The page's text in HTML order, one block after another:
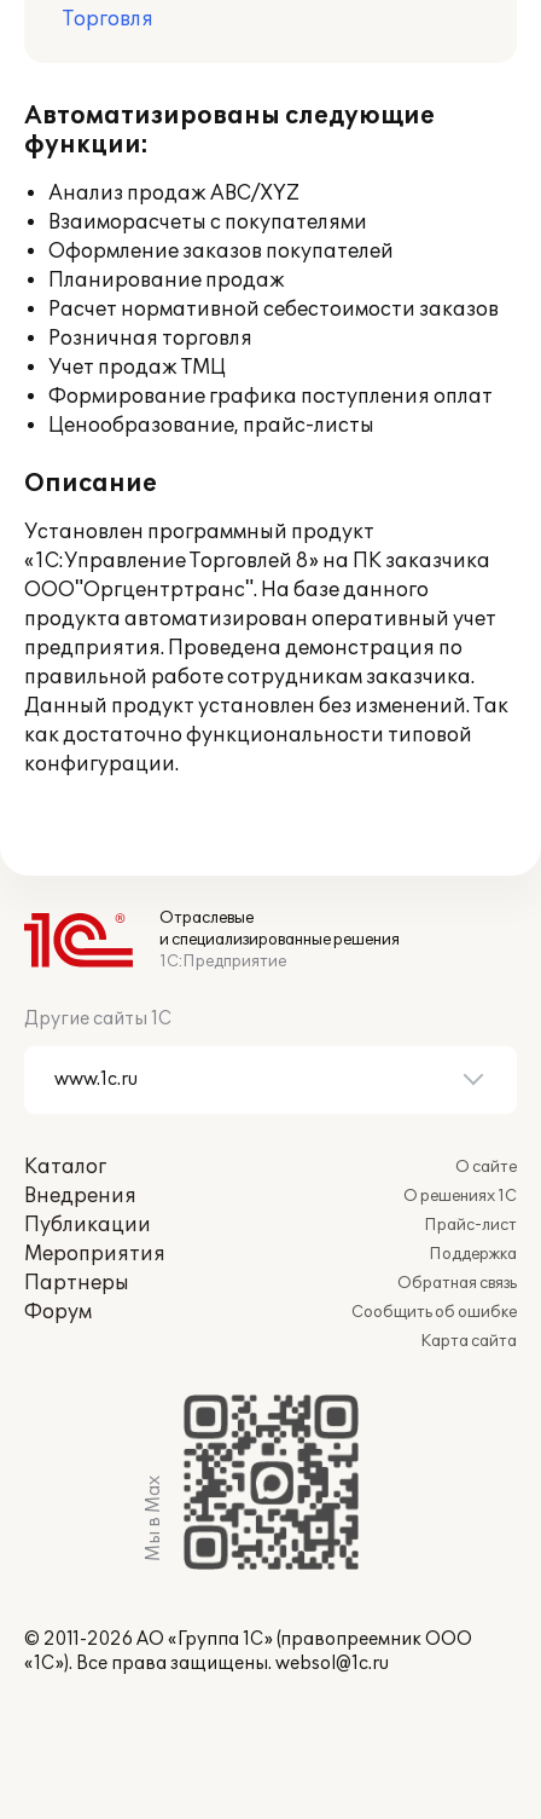
Торговля
Автоматизированы следующие
функции:
Анализ продаж ABC/XYZ
Взаиморасчеты с покупателями
Оформление заказов покупателей
Планирование продаж
Расчет нормативной себестоимости заказов
Розничная торговля
Учет продаж ТМЦ
Формирование графика поступления оплат
Ценообразование, прайс-листы
Описание
Установлен программный продукт
«1С:Управление Торговлей 8» на ПК заказчика
ООО"Оргцентртранс". На базе данного
продукта автоматизирован оперативный учет
предприятия. Проведена демонстрация по
правильной работе сотрудникам заказчика.
Данный продукт установлен без изменений. Так
как достаточно функциональности типовой
конфигурации.
Отраслевые
и специализированные решения
1С:Предприятие
Другие сайты 1С
Каталог
Внедрения
Публикации
Мероприятия
Партнеры
Форум
О сайте
О решениях 1С
Прайс-лист
Поддержка
Обратная связь
Сообщить об ошибке
Карта сайта
Мы в Max
© 2011-2026 АО «Группа 1С» (правопреемник ООО
«1С»). Все права защищены. websol@1c.ru